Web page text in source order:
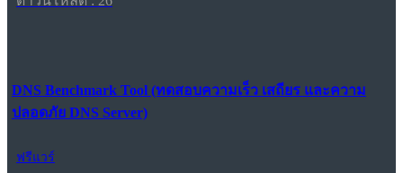
DNS Benchmark Tool (ทดสอบความเร็ว เสถียร และความ
ปลอดภัย DNS Server)
ฟรีแวร์